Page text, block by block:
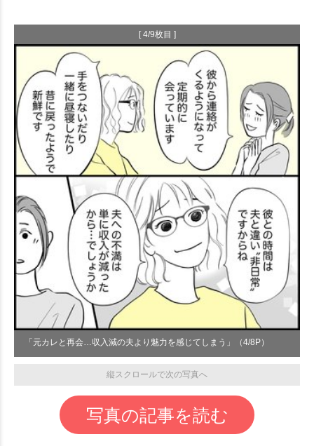
[ 4/9枚目 ]
「元カレと再会…収入減の夫より魅力を感じてしまう」（4/8P）
縦スクロールで次の写真へ
写真の記事を読む